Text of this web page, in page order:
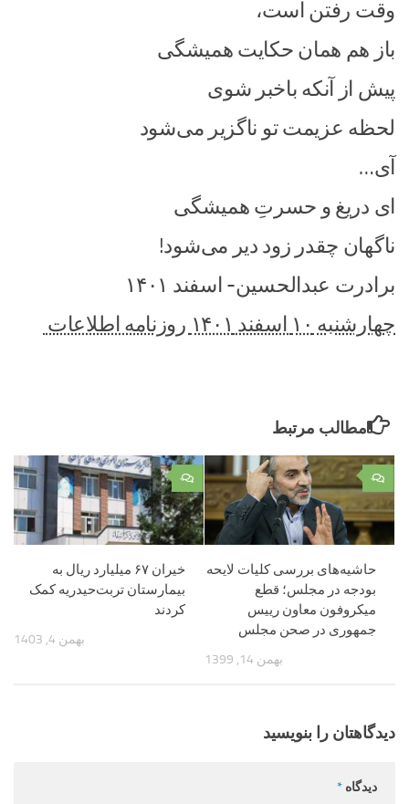
وقت رفتن است،
باز هم همان حکایت همیشگی
پیش از آنکه باخبر شوی
لحظه عزیمت تو ناگزیر می‌شود
آی…
ای دریغ و حسرتِ همیشگی
ناگهان چقدر زود دیر می‌شود!
برادرت عبدالحسین- اسفند ۱۴۰۱
چهارشنبه ۱۰ اسفند ۱۴۰۱ روزنامه اطلاعات
مطالب مرتبط
۰
خیران ۶۷ میلیارد ریال به
بیمارستان تربت‌حیدریه کمک
کردند
بهمن 4, 1403
۰
حاشیه‌های بررسی کلیات لایحه
بودجه در مجلس؛ قطع
میکروفون معاون رییس
جمهوری در صحن مجلس
بهمن 14, 1399
دیدگاهتان را بنویسید
دیدگاه *